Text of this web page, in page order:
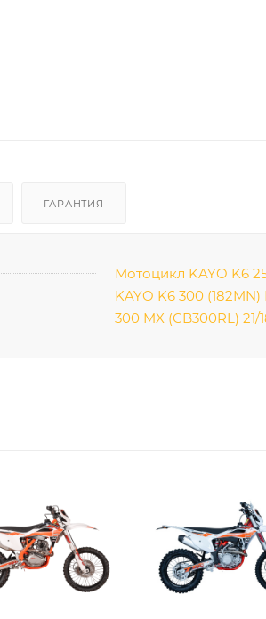
ГАРАНТИЯ
Мотоцикл KAYO K6
KAYO K6 300 (182MN)
300 MX (CB300RL) 21/